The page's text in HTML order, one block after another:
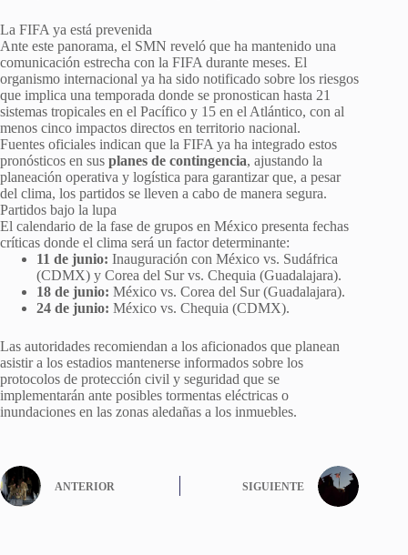
La FIFA ya está prevenida
Ante este panorama, el SMN reveló que ha mantenido una
comunicación estrecha con la FIFA durante meses. El
organismo internacional ya ha sido notificado sobre los riesgos
que implica una temporada donde se pronostican hasta 21
sistemas tropicales en el Pacífico y 15 en el Atlántico, con al
menos cinco impactos directos en territorio nacional.
Fuentes oficiales indican que la FIFA ya ha integrado estos
pronósticos en sus planes de contingencia, ajustando la
planeación operativa y logística para garantizar que, a pesar
del clima, los partidos se lleven a cabo de manera segura.
Partidos bajo la lupa
El calendario de la fase de grupos en México presenta fechas
críticas donde el clima será un factor determinante:
11 de junio: Inauguración con México vs. Sudáfrica
(CDMX) y Corea del Sur vs. Chequia (Guadalajara).
18 de junio: México vs. Corea del Sur (Guadalajara).
24 de junio: México vs. Chequia (CDMX).
Las autoridades recomiendan a los aficionados que planean
asistir a los estadios mantenerse informados sobre los
protocolos de protección civil y seguridad que se
implementarán ante posibles tormentas eléctricas o
inundaciones en las zonas aledañas a los inmuebles.
ANTERIOR SIGUIENTE